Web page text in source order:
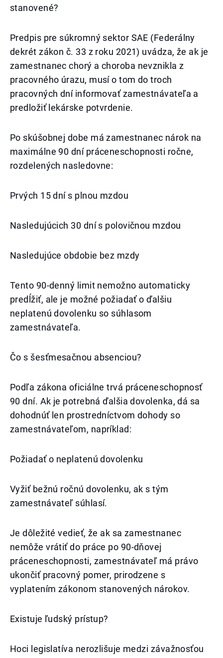
stanovené?
Predpis pre súkromný sektor SAE (Federálny
dekrét zákon č. 33 z roku 2021) uvádza, že ak je
zamestnanec chorý a choroba nevznikla z
pracovného úrazu, musí o tom do troch
pracovných dní informovať zamestnávateľa a
predložiť lekárske potvrdenie.
Po skúšobnej dobe má zamestnanec nárok na
maximálne 90 dní práceneschopnosti ročne,
rozdelených nasledovne:
Prvých 15 dní s plnou mzdou
Nasledujúcich 30 dní s polovičnou mzdou
Nasledujúce obdobie bez mzdy
Tento 90-denný limit nemožno automaticky
predĺžiť, ale je možné požiadať o ďalšiu
neplatenú dovolenku so súhlasom
zamestnávateľa.
Čo s šesťmesačnou absenciou?
Podľa zákona oficiálne trvá práceneschopnosť
90 dní. Ak je potrebná ďalšia dovolenka, dá sa
dohodnúť len prostredníctvom dohody so
zamestnávateľom, napríklad:
Požiadať o neplatenú dovolenku
Vyžiť bežnú ročnú dovolenku, ak s tým
zamestnávateľ súhlasí.
Je dôležité vedieť, že ak sa zamestnanec
nemôže vrátiť do práce po 90-dňovej
práceneschopnosti, zamestnávateľ má právo
ukončiť pracovný pomer, prirodzene s
vyplatením zákonom stanovených nárokov.
Existuje ľudský prístup?
Hoci legislatíva nerozlišuje medzi závažnosťou